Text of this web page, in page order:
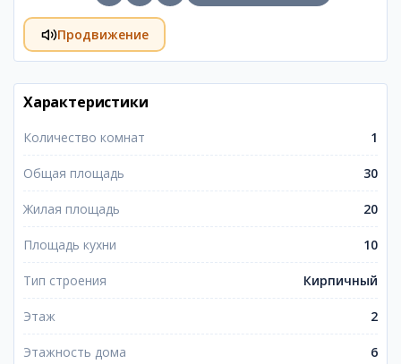
Продвижение
Характеристики
Количество комнат 1
Общая площадь 30
Жилая площадь 20
Площадь кухни 10
Тип строения Кирпичный
Этаж 2
Этажность дома 6